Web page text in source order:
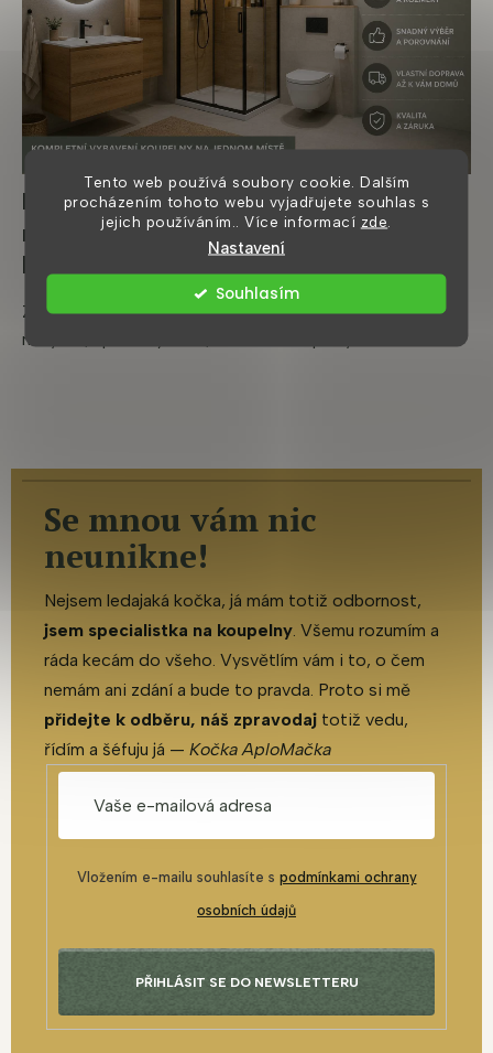
Tento web používá soubory cookie. Dalším
procházením tohoto webu vyjadřujete souhlas s
jejich používáním.. Více informací zde
Nastavení
Souhlasím
Kde koupit kompletní vybavení koupelny
na jednom místě? Průvodce moderní
Zařizujete novou koupelnu a nechcete objednávat
nábytek, sprchový kout, zrcadlo a doplňky z několika...
Se mnou vám nic
neunikne!
Nejsem ledajaká kočka, já mám totiž odbornost,
jsem specialistka na koupelny. Všemu rozumím a
ráda kecám do všeho. Vysvětlím vám i to, o čem
nemám ani zdání a bude to pravda. Proto si mě
přidejte k odběru, náš zpravodaj totiž vedu,
řídím a šéfuju já — Kočka AploMačka
Vložením e-mailu souhlasíte s podmínkami ochrany
osobních údajů
PŘIHLÁSIT SE DO NEWSLETTERU